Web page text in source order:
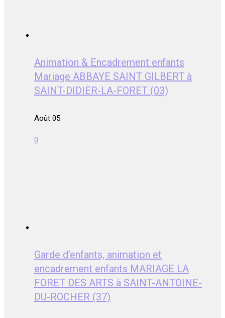
Animation & Encadrement enfants
Mariage ABBAYE SAINT GILBERT à
SAINT-DIDIER-LA-FORET (03)
Août 05
0
Garde d’enfants, animation et
encadrement enfants MARIAGE LA
FORET DES ARTS à SAINT-ANTOINE-
DU-ROCHER (37)